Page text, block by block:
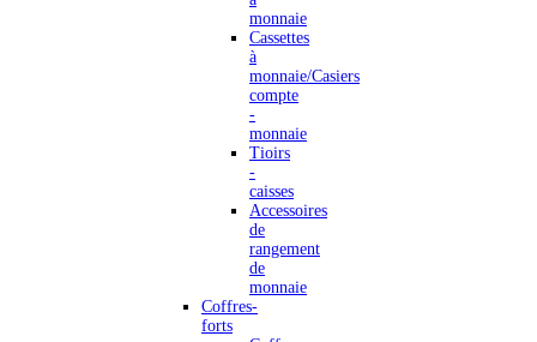
monnaie
Cassettes
à
monnaie/Casiers
compte
-
monnaie
Tioirs
-
caisses
Accessoires
de
rangement
de
monnaie
Coffres-
forts